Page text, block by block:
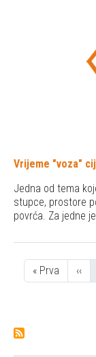
Vrijeme "voza"
Jedna od tema
stupce, prostore
povrća. Za jedne
Pagination
Prva stranica
« Prva ‹‹